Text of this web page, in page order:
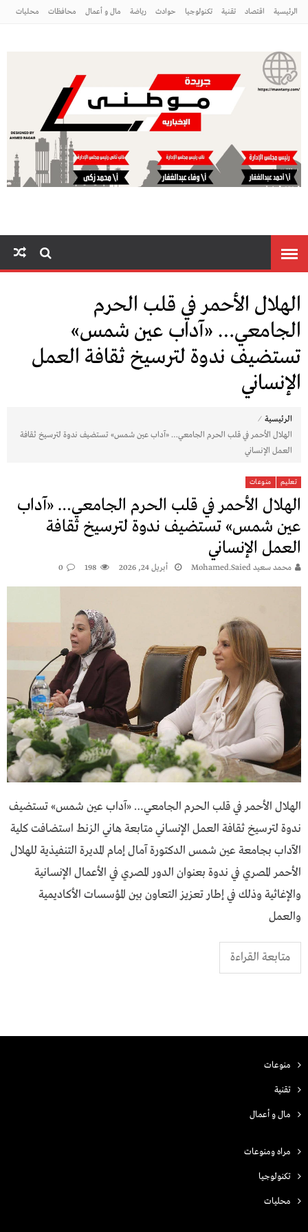
الرئيسية اقتصاد تقنية تكنولوجيا حوادث رياضة مال و أعمال محافظات محليات
الهلال الأحمر في قلب الحرم
الجامعي… «آداب عين شمس»
تستضيف ندوة لترسيخ ثقافة العمل
الإنساني
الرئيسية ⁄
الهلال الأحمر في قلب الحرم الجامعي… «آداب عين شمس» تستضيف ندوة لترسيخ ثقافة
العمل الإنساني
تعليم منوعات
الهلال الأحمر في قلب الحرم الجامعي… «آداب
عين شمس» تستضيف ندوة لترسيخ ثقافة
العمل الإنساني
محمد سعيد Mohamed.saied أبريل 24, 2026 198
0
الهلال الأحمر في قلب الحرم الجامعي… «آداب عين شمس» تستضيف
ندوة لترسيخ ثقافة العمل الإنساني متابعة هاني الزنط استضافت كلية
الآداب بجامعة عين شمس الدكتورة آمال إمام المديرة التنفيذية للهلال
الأحمر المصري في ندوة بعنوان الدور المصري في الأعمال الإنسانية
والإغاثية وذلك في إطار تعزيز التعاون بين المؤسسات الأكاديمية
والعمل
متابعة القراءة
منوعات
تقنية
مال و أعمال
مراه ومنوعات
تكنولوجيا
محليات